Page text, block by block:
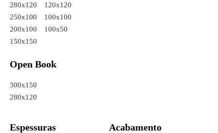
280x120
250x100
200x100
150x150
120x120
100x100
100x50
Open Book
300x150
280x120
Espessuras Acabamento